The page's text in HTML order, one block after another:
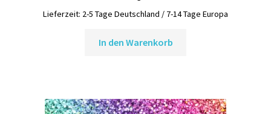
Lieferzeit: 2-5 Tage Deutschland / 7-14 Tage Europa
In den Warenkorb